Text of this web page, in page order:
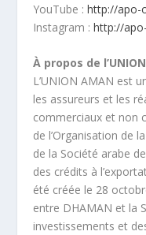
YouTube :http://apo-
Instagram :http://
À propos de
L’UNION AMAN est
les assureurs et les
commerciaux et non
de l’Organisation de
de la Société arabe
des crédits à
été créée le 28
entre DHAMAN et la
investissements et